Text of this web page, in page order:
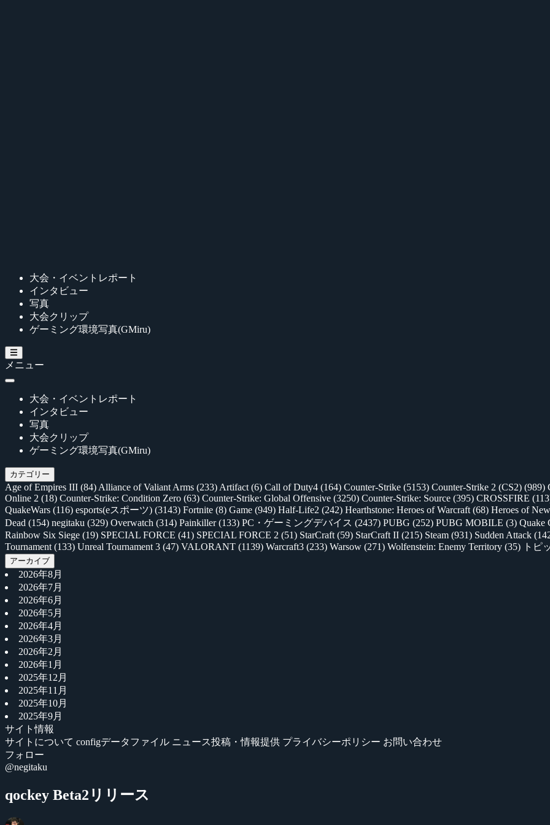
大会・イベントレポート
インタビュー
写真
大会クリップ
ゲーミング環境写真(GMiru)
メニュー
大会・イベントレポート
インタビュー
写真
大会クリップ
ゲーミング環境写真(GMiru)
カテゴリー
Age of Empires III (84) Alliance of Valiant Arms (233) Artifact (6) Call of Duty4 (164) Counter-Strike (5153) Counter-Strike 2 (CS2) (989)
Online 2 (18) Counter-Strike: Condition Zero (63) Counter-Strike: Global Offensive (3250) Counter-Strike: Source (395) CROSSFIRE
QuakeWars (116) esports(eスポーツ) (3143) Fortnite (8) Game (949) Half-Life2 (242) Hearthstone: Heroes of Warcraft (68) Heroes of
Dead (154) negitaku (329) Overwatch (314) Painkiller(133) PC・ゲーミングデバイス (2437) PUBG (252) PUBG MOBILE (3) Quake
Rainbow Six Siege (19) SPECIAL FORCE (41) SPECIAL FORCE 2 (51) StarCraft (59) StarCraft II (215) Steam (931) Sudden Attack
Tournament (133) Unreal Tournament 3 (47) VALORANT (1139) Warcraft3 (233) Warsow (271) Wolfenstein: Enemy Territory (35) トピ
アーカイブ
2026年8月
2026年7月
2026年6月
2026年5月
2026年4月
2026年3月
2026年2月
2026年1月
2025年12月
2025年11月
2025年10月
2025年9月
サイト情報
サイトについて configデータファイル ニュース投稿・情報提供 プライバシーポリシー お問い合わせ
フォロー
@negitaku
qockey Beta2リリース